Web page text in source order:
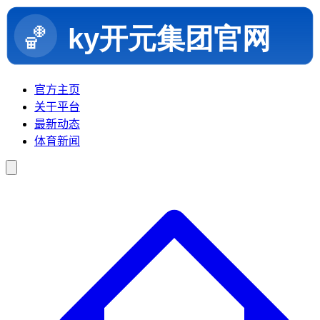
官方主页
关于平台
最新动态
体育新闻